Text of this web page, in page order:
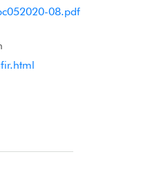
08.pdf